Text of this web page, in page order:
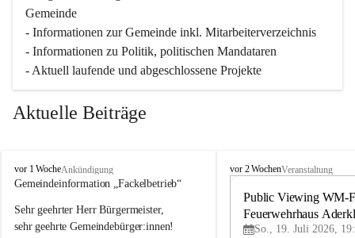
Gemeinde
- Informationen zur Gemeinde inkl. Mitarbeiterverzeichnis
- Informationen zu Politik, politischen Mandataren
- Aktuell laufende und abgeschlossene Projekte
Aktuelle Beiträge
A
d
r
k
vor 1 WocheAnkündigung
Gemeindeinformation „Fackelbetrieb“
Sehr geehrter Herr Bürgermeister,
sehr geehrte Gemeindebürger:innen!
A
vor 2 WochenVeranstaltung
Public Viewing WM-
Feuerwehrhaus
So., 19. Juli 2026,